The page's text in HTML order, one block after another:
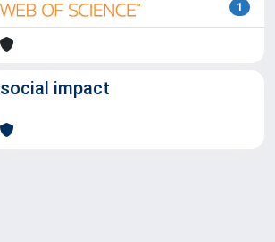
1
social impact